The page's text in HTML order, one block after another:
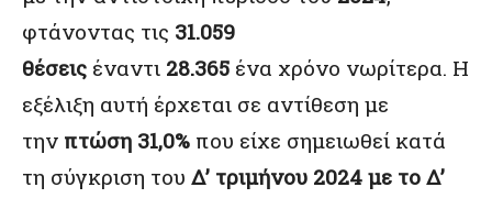
φτάνοντας τις 31.059
θέσεις έναντι 28.365 ένα χρόνο νωρίτερα. Η
εξέλιξη αυτή έρχεται σε αντίθεση με
την πτώση 31,0% που είχε σημειωθεί κατά
τη σύγκριση του Δ’ τριμήνου 2024 με το Δ’